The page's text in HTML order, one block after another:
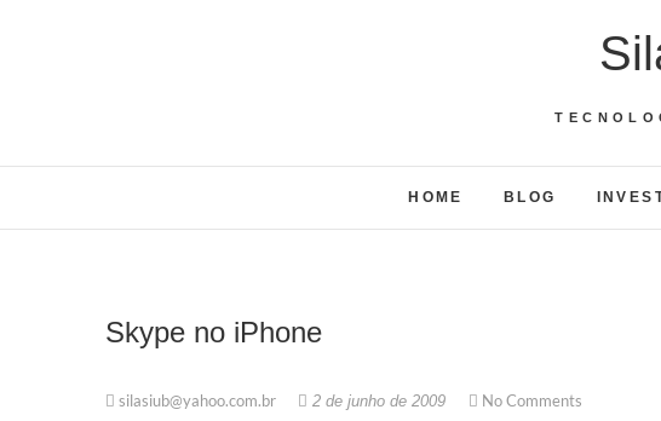
HOME BLOG
Skype no iPhone
silasiub@yahoo.com.br 2 de junho de 2009 No Comments